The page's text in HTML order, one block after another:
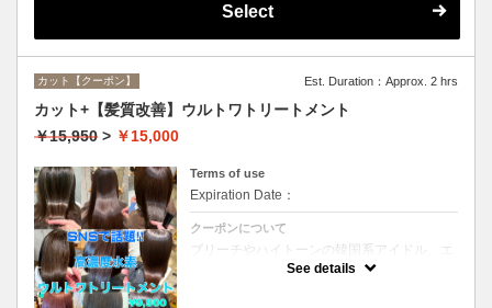
Select
カット【クーポン】 Est. Duration：Approx. 2 hrs
カット+【髪質改善】ウルトワトリートメント
￥15,950 > ￥15,000
Terms of use
Expiration Date：
クーポンについて
ブリーチやハイトーンの韓国系アイドル、エ
イジング毛にお悩みの美魔女も夢中！全ての
See details